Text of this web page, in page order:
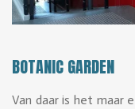
BOTANIC GARDEN
Van daar is het maar